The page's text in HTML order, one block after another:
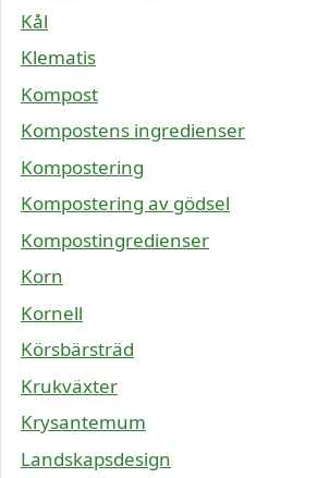
Kål
Klematis
Kompost
Kompostens ingredienser
Kompostering
Kompostering av gödsel
Kompostingredienser
Korn
Kornell
Körsbärsträd
Krukväxter
Krysantemum
Landskapsdesign